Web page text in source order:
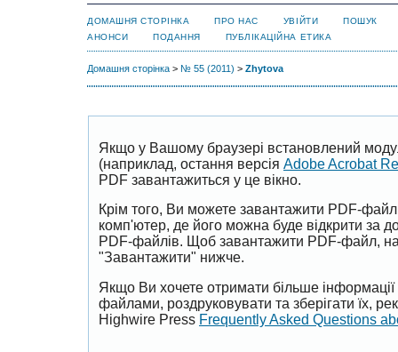
ДОМАШНЯ СТОРІНКА ПРО НАС УВІЙТИ
ПОШУК
АНОНСИ
ПОДАННЯ ПУБЛІКАЦІЙНА ЕТИКА
Домашня сторінка > № 55 (2011) > Zhytova
Якщо у Вашому браузері встановлений
(наприклад, остання версія Adobe Acrobat
PDF завантажиться у це вікно.
Крім того, Ви можете завантажити PDF-
комп'ютер, де його можна буде відкрити за
PDF-файлів. Щоб завантажити PDF-файл,
"Завантажити" нижче.
Якщо Ви хочете отримати більше
файлами, роздруковувати та зберігати їх,
Highwire Press Frequently Asked Questions